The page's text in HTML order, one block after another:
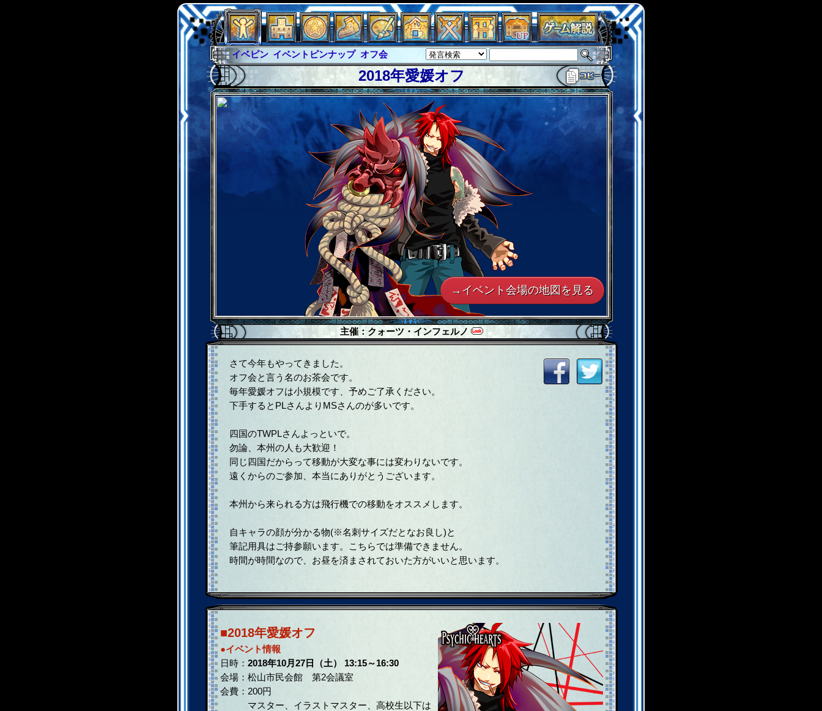
イベントピンナップ オフ会 グラシャ
グラシャ・ラボラス
グローバルジャスティス
サイキックハーツ サイキックハーツ大戦
シュラウド
ソロモン
ファイナル
アブソーバー
イベピン
2018年愛媛オフ
→イベント会場の地図を見る
主催： クォーツ・インフェルノ
さて今年もやってきました。
オフ会と言う名のお茶会です。
毎年愛媛オフは小規模です、予めご了承ください。
下手するとPLさんよりMSさんのが多いです。
四国のTWPLさんよっといで。
勿論、本州の人も大歓迎！
同じ四国だからって移動が大変な事には変わりないです。
遠くからのご参加、本当にありがとうございます。
本州から来られる方は飛行機での移動をオススメします。
自キャラの顔が分かる物(※名刺サイズだとなお良し)と
筆記用具はご持参願います。こちらでは準備できません。
時間が時間なので、お昼を済まされておいた方がいいと思います。
■2018年愛媛オフ
●イベント情報
日時：2018年10月27日（土） 13:15～16:30
会場：松山市民会館 第2会議室
会費：200円
マスター、イラストマスター、高校生以下は